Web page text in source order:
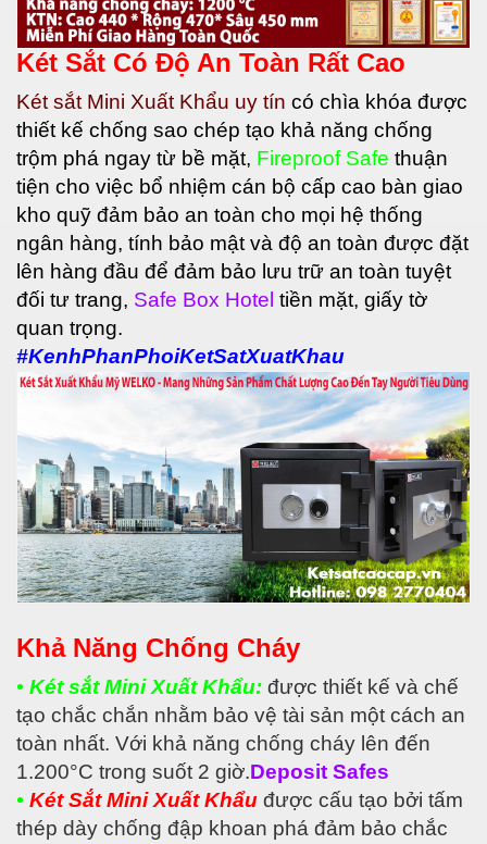
Két Sắt Có Độ An Toàn Rất Cao
Két sắt Mini Xuất Khẩu uy tín có chìa khóa được
thiết kế chống sao chép tạo khả năng chống
trộm phá ngay từ bề mặt, Fireproof Safe thuận
tiện cho việc bổ nhiệm cán bộ cấp cao bàn giao
kho quỹ đảm bảo an toàn cho mọi hệ thống
ngân hàng, tính bảo mật và độ an toàn được đặt
lên hàng đầu để đảm bảo lưu trữ an toàn tuyệt
đối tư trang, Safe Box Hotel tiền mặt, giấy tờ
quan trọng.
#KenhPhanPhoiKetSatXuatKhau
Khả Năng Chống Cháy
• Két sắt Mini Xuất Khẩu: được thiết kế và chế
tạo chắc chắn nhằm bảo vệ tài sản một cách an
toàn nhất. Với khả năng chống cháy lên đến
1.200°C trong suốt 2 giờ.Deposit Safes
• Két Sắt Mini Xuất Khẩu được cấu tạo bởi tấm
thép dày chống đập khoan phá đảm bảo chắc